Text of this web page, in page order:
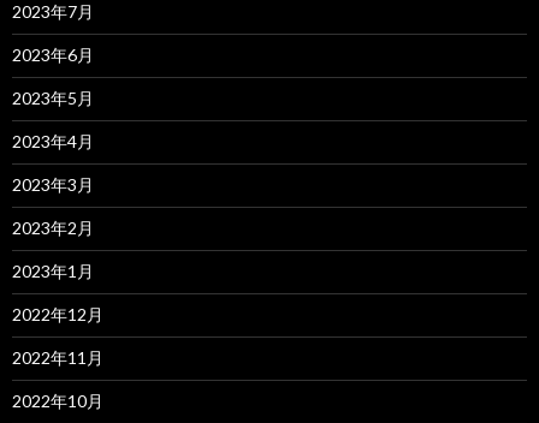
2023年7月
2023年6月
2023年5月
2023年4月
2023年3月
2023年2月
2023年1月
2022年12月
2022年11月
2022年10月